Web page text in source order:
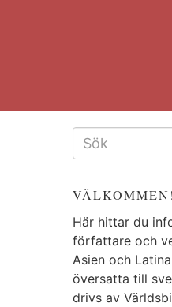
VÄLKOMMEN!
Här hittar du
författare och
Asien och
översatta till
drivs av